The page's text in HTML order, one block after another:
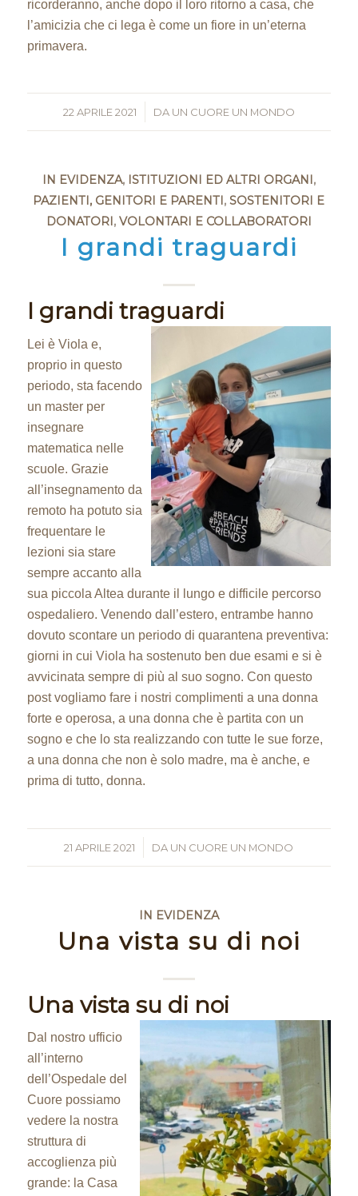
ricorderanno, anche dopo il loro ritorno a casa, che
l’amicizia che ci lega è come un fiore in un’eterna
primavera.
22 APRILE 2021
/ DA UN CUORE UN MONDO
IN EVIDENZA, ISTITUZIONI ED ALTRI ORGANI ,
PAZIENTI, GENITORI E PARENTI ,SOSTENITORI E
DONATORI , VOLONTARI E COLLABORATORI
I grandi traguardi
I grandi traguardi
Lei è Viola e,
proprio in questo
periodo, sta facendo
un master per
insegnare
matematica nelle
scuole. Grazie
all’insegnamento da
remoto ha potuto sia
frequentare le
lezioni sia stare
sempre accanto alla
sua piccola Altea durante il lungo e difficile percorso
ospedaliero. Venendo dall’estero, entrambe hanno
dovuto scontare un periodo di quarantena preventiva:
giorni in cui Viola ha sostenuto ben due esami e si è
avvicinata sempre di più al suo sogno. Con questo
post vogliamo fare i nostri complimenti a una donna
forte e operosa, a una donna che è partita con un
sogno e che lo sta realizzando con tutte le sue forze,
a una donna che non è solo madre, ma è anche, e
prima di tutto, donna.
21 APRILE 2021
/ DA UN CUORE UN MONDO
IN EVIDENZA
Una vista su di noi
Una vista su di noi
Dal nostro ufficio
all’interno
dell’Ospedale del
Cuore possiamo
vedere la nostra
struttura di
accoglienza più
grande: la Casa